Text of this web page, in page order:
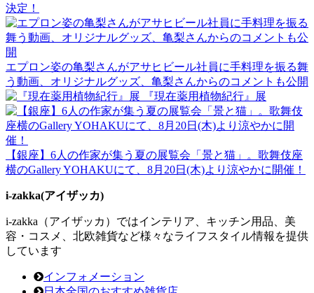
決定！
エプロン姿の亀梨さんがアサヒビール社員に手料理を振る舞
う動画、オリジナルグッズ、亀梨さんからのコメントも公開
『現在薬用植物紀行』展
【銀座】6人の作家が集う夏の展覧会「景と猫」。歌舞伎座
横のGallery YOHAKUにて、8月20日(木)より涼やかに開催！
i-zakka(アイザッカ)
i-zakka（アイザッカ）ではインテリア、キッチン用品、美
容・コスメ、北欧雑貨など様々なライフスタイル情報を提供
しています
インフォメーション